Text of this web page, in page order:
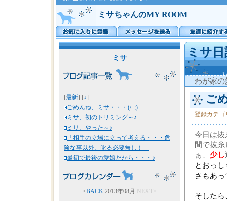
ミサちゃんのMY ROOM
ミサ
[最新] [↓]
ごめんね、ミサ・・・(/_;)
ミサ、初のトリミング～♪
ミサ、やった～♪
「相手の立場に立って考える・・・危
険な事以外、叱る必要無し！」
最初で最後の愛娘だから・・・♪
<BACK 2013年08月 NEXT>
ミサ
わが家の
ご
登録カテゴ
今日は抜
間で抜
ぁ、 少し
とおっ
さもあ
そした